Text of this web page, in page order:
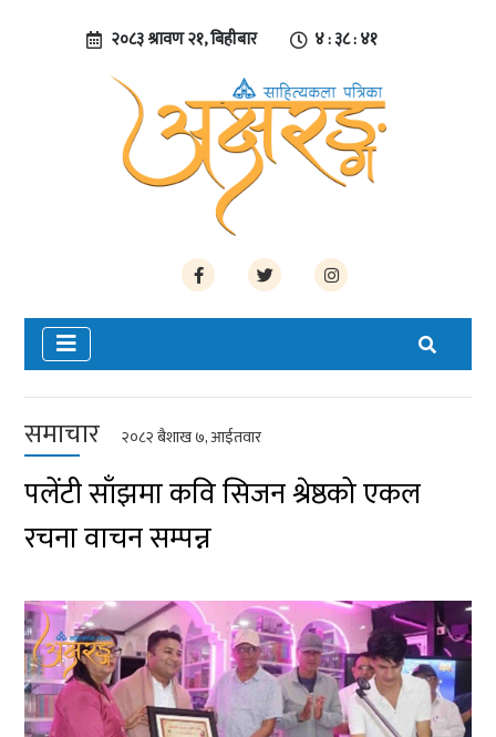
२०८३ श्रावण २१, बिहीबार ४ : ३८ : ४२
समाचार २०८२ बैशाख ७, आईतवार
पलेंटी साँझमा कवि सिजन श्रेष्ठको एकल
रचना वाचन सम्पन्न